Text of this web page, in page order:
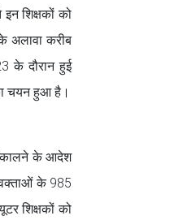
शिक्षकों को
अलावा करीब
के दौरान हुई
चयन हुआ है।
के आदेश
के 985
शिक्षकों को